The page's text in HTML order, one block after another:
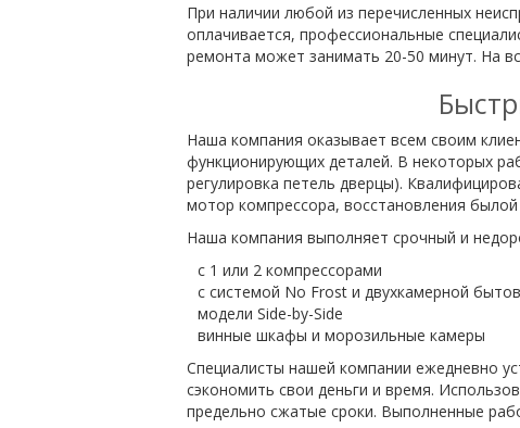
При наличии любой из перечисленных
оплачивается, профессиональные
ремонта может занимать 20-50 минут. На
Наша компания оказывает всем своим
функционирующих деталей. В некоторых
регулировка петель дверцы).
мотор компрессора, восстановления
Наша компания выполняет срочный и
с 1 или 2 компрессорами
с системой No Frost и двухкамерной
модели Side-by-Side
винные шкафы и морозильные камеры
Специалисты нашей компании ежедневно
сэкономить свои деньги и время.
предельно сжатые сроки. Выполненные